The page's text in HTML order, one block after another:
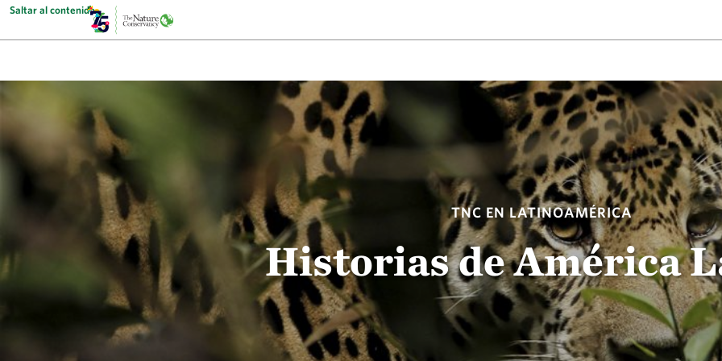
Saltar al contenido
TNC EN LATINOAMÉRICA
Historias de América